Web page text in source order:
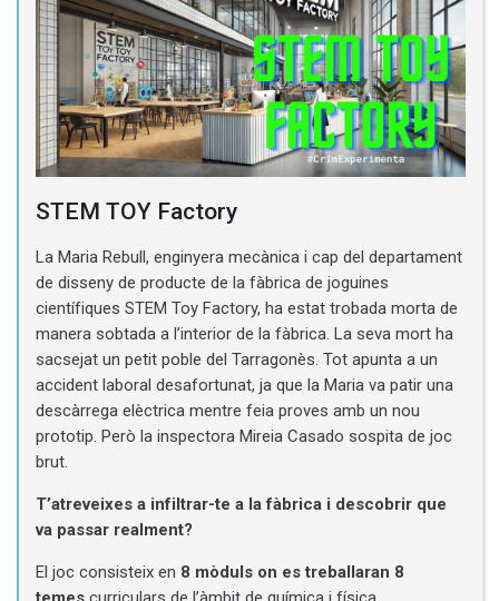
STEM TOY Factory
La Maria Rebull, enginyera mecànica i cap del departament
de disseny de producte de la fàbrica de joguines
científiques STEM Toy Factory, ha estat trobada morta de
manera sobtada a l’interior de la fàbrica. La seva mort ha
sacsejat un petit poble del Tarragonès. Tot apunta a un
accident laboral desafortunat, ja que la Maria va patir una
descàrrega elèctrica mentre feia proves amb un nou
prototip. Però la inspectora Mireia Casado sospita de joc
brut.
T’atreveixes a infiltrar-te a la fàbrica i descobrir que
va passar realment?
El joc consisteix en 8 mòduls on es treballaran 8